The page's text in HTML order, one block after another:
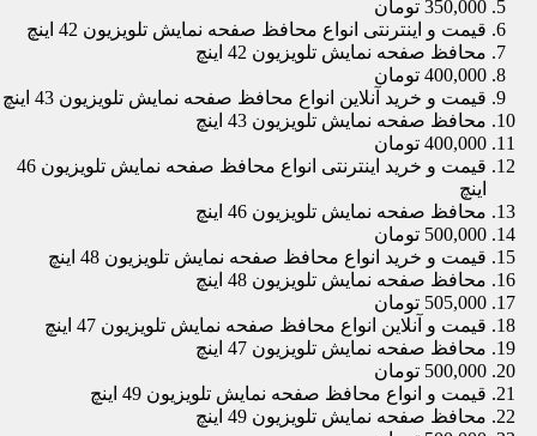
350,000 تومان
قیمت و اینترنتی انواع محافظ صفحه نمایش تلویزیون 42 اینچ
محافظ صفحه نمایش تلویزیون 42 اینچ
400,000 تومان
قیمت و خرید آنلاین انواع محافظ صفحه نمایش تلویزیون 43 اینچ
محافظ صفحه نمایش تلویزیون 43 اینچ
400,000 تومان
قیمت و خرید اینترنتی انواع محافظ صفحه نمایش تلویزیون 46
اینچ
محافظ صفحه نمایش تلویزیون 46 اینچ
500,000 تومان
قیمت و خرید انواع محافظ صفحه نمایش تلویزیون 48 اینچ
محافظ صفحه نمایش تلویزیون 48 اینچ
505,000 تومان
قیمت و آنلاین انواع محافظ صفحه نمایش تلویزیون 47 اینچ
محافظ صفحه نمایش تلویزیون 47 اینچ
500,000 تومان
قیمت و انواع محافظ صفحه نمایش تلویزیون 49 اینچ
محافظ صفحه نمایش تلویزیون 49 اینچ